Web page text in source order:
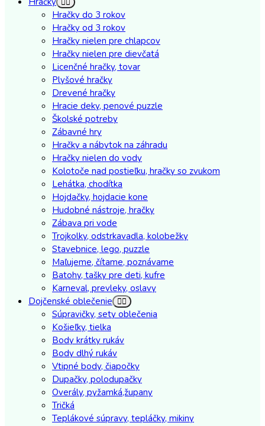
Hračky do 3 rokov
Hračky od 3 rokov
Hračky nielen pre chlapcov
Hračky nielen pre dievčatá
Licenčné hračky, tovar
Plyšové hračky
Drevené hračky
Hracie deky, penové puzzle
Školské potreby
Zábavné hry
Hračky a nábytok na záhradu
Hračky nielen do vody
Kolotoče nad postieľku, hračky so zvukom
Lehátka, chodítka
Hojdačky, hojdacie kone
Hudobné nástroje, hračky
Zábava pri vode
Trojkolky, odstrkavadla, kolobežky
Stavebnice, lego, puzzle
Maľujeme, čítame, poznávame
Batohy, tašky pre deti, kufre
Karneval, prevleky, oslavy
Dojčenské oblečenie
Súpravičky, sety oblečenia
Košieľky, tielka
Body krátky rukáv
Body dlhý rukáv
Vtipné body, čiapočky
Dupačky, polodupačky
Overály, pyžamká,župany
Tričká
Teplákové súpravy, tepláčky, mikiny